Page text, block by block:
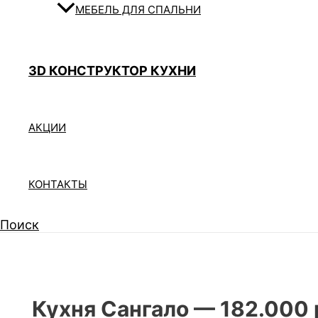
МЕБЕЛЬ ДЛЯ СПАЛЬНИ
3D КОНСТРУКТОР КУХНИ
АКЦИИ
КОНТАКТЫ
Поиск
Кухня Сангало — 182.000